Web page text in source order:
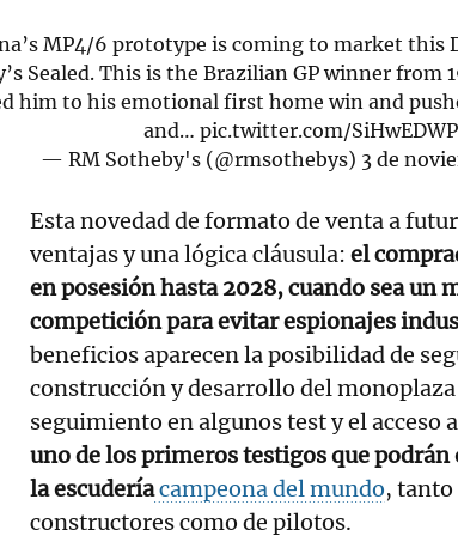
MP4/6 prototype is coming to market this
Sealed. This is the Brazilian GP winner from
him to his emotional first home win and
and… pic.twitter.com/
— RM Sotheby's (@rmsothebys) 3 de
Esta novedad de formato de venta a
ventajas y una lógica cláusula: el
en posesión hasta 2028, cuando sea un
competición para evitar espionajes
beneficios aparecen la posibilidad de
construcción y desarrollo del monoplaza
seguimiento en algunos test y el acceso
uno de los primeros testigos que podrán
la escuderíacampeona del mundo, tanto
constructores como de pilotos.